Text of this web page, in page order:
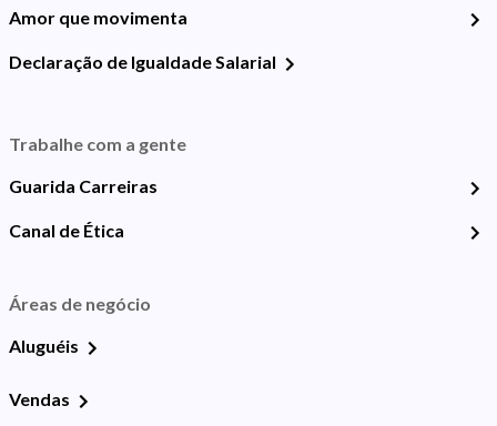
Amor que movimenta
Declaração de Igualdade Salarial
Trabalhe com a gente
Guarida Carreiras
Canal de Ética
Áreas de negócio
Aluguéis
Vendas